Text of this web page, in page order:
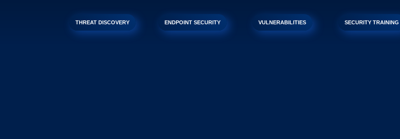
THREAT DISCOVERY ENDPOINT SECURITY VULNERABILITIES SECURITY TRAINING